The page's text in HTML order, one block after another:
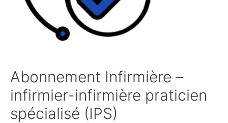
Abonnement Infirmière –
infirmier-infirmière praticien
spécialisé (IPS)